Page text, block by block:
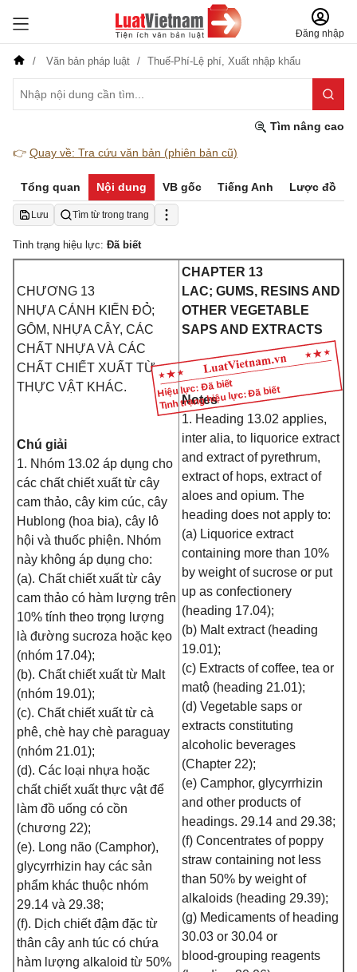
Đăng nhập
Văn bản pháp luật Thuế-Phí-Lệ phí, Xuất nhập khẩu
Tìm nâng cao
👉 Quay về: Tra cứu văn bản (phiên bản cũ)
Tổng quan Nội dung VB gốc Tiếng Anh Lược đồ
Lưu Tìm từ trong trang
Tình trạng hiệu lực: Đã biết
Hiệu lực: Đã biết
Tình trạng hiệu lực: Đã biết
CHƯƠNG 13
NHỰA CÁNH KIẾN ĐỎ;
GÔM, NHỰA CÂY, CÁC
CHẤT NHỰA VÀ CÁC
CHẤT CHIẾT XUẤT TỪ
THỰC VẬT KHÁC.
Chú giải
1. Nhóm 13.02 áp dụng cho
các chất chiết xuất từ cây
cam thảo, cây kim cúc, cây
Hublong (hoa bia), cây lô
hội và thuốc phiện. Nhóm
này không áp dụng cho:
(a). Chất chiết xuất từ cây
cam thảo có hàm lượng trên
10% tính theo trọng lượng
là đường sucroza hoặc kẹo
(nhóm 17.04);
(b). Chất chiết xuất từ Malt
(nhóm 19.01);
(c). Chất chiết xuất từ cà
phê, chè hay chè paraguay
(nhóm 21.01);
(d). Các loại nhựa hoặc
chất chiết xuất thực vật để
làm đồ uống có cồn
(chương 22);
(e). Long não (Camphor),
glycyrrhizin hay các sản
phẩm khác thuộc nhóm
29.14 và 29.38;
(f). Dịch chiết đậm đặc từ
thân cây anh túc có chứa
hàm lượng alkaloid từ 50%
CHAPTER 13
LAC; GUMS, RESINS AND
OTHER VEGETABLE
SAPS AND EXTRACTS
Notes
1. Heading 13.02 applies,
inter alia, to liquorice extract
and extract of pyrethrum,
extract of hops, extract of
aloes and opium. The
heading does not apply to:
(a) Liquorice extract
containing more than 10%
by weight of sucrose or put
up as confectionery
(heading 17.04);
(b) Malt extract (heading
19.01);
(c) Extracts of coffee, tea or
matộ (heading 21.01);
(d) Vegetable saps or
extracts constituting
alcoholic beverages
(Chapter 22);
(e) Camphor, glycyrrhizin
and other products of
headings. 29.14 and 29.38;
(f) Concentrates of poppy
straw containing not less
than 50% by weight of
alkaloids (heading 29.39);
(g) Medicaments of heading
30.03 or 30.04 or
blood‑grouping reagents